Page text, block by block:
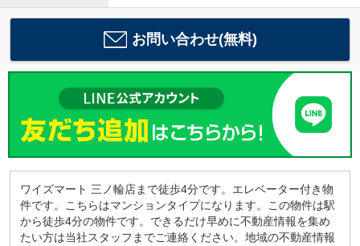
お問い合わせ(無料)
ワイズマート 三ノ輪店まで徒歩4分です。エレベーター付き物
件です。こちらはマンションタイプになります。この物件は駅
から徒歩4分の物件です。できるだけ早めに不動産情報を集め
たい方は当社スタッフまでご連絡ください。地域の不動産情報